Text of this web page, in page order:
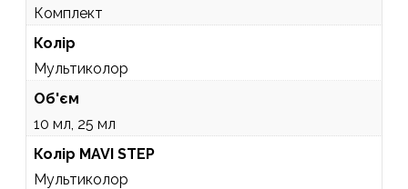
Комплект
Колір
Мультиколор
Об'єм
10 мл, 25 мл
Колір MAVI STEP
Мультиколор